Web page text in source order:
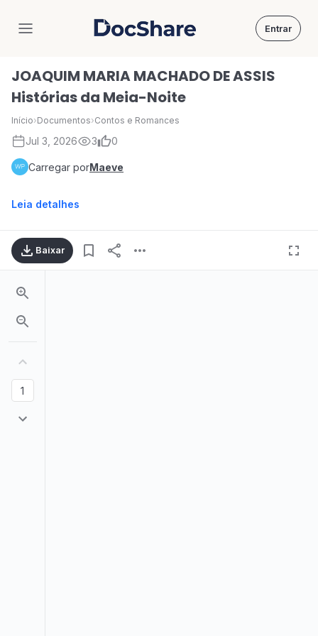
DocShare Entrar
JOAQUIM MARIA MACHADO DE ASSIS
Histórias da Meia-Noite
Início›Documentos›Contos e Romances
Jul 3, 2026 3 0
Carregar porMaeve
Leia detalhes
Baixar